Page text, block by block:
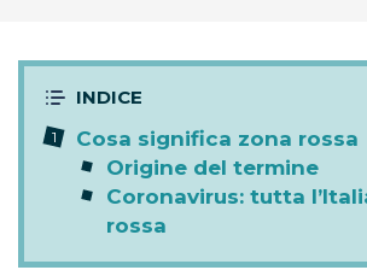
Cosa significa zona rossa
Origine del termine
Coronavirus: tutta
rossa